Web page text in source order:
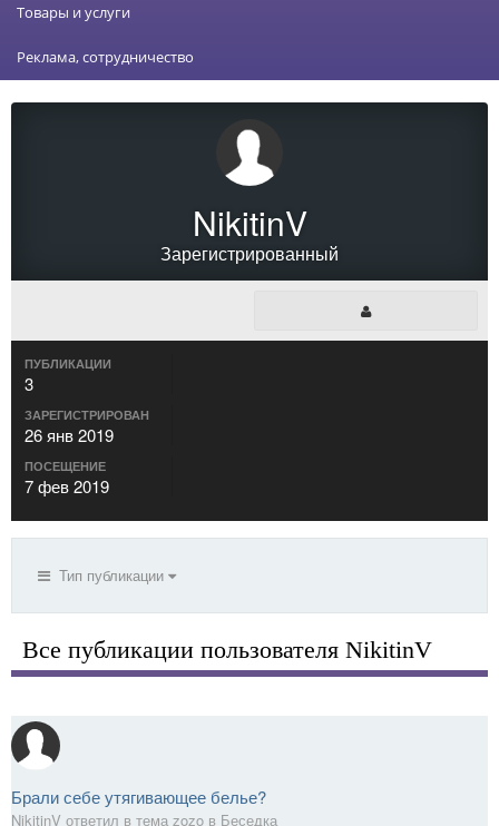
Товары и услуги
Реклама, сотрудничество
NikitinV
Зарегистрированный
ПУБЛИКАЦИИ
3
ЗАРЕГИСТРИРОВАН
26 янв 2019
ПОСЕЩЕНИЕ
7 фев 2019
Тип публикации
Все публикации пользователя NikitinV
Брали себе утягивающее белье?
NikitinV ответил в тема zozo в Беседка